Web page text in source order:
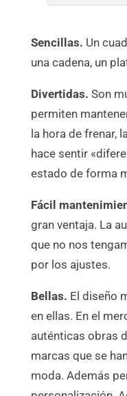
Sencillas. Un
una cadena, un
Divertidas. Son
permiten
la hora de frenar,
hace sentir
estado de forma
Fácil
gran ventaja. La
que no nos
por los ajustes.
Bellas. El diseño
en ellas. En el
auténticas obras
marcas que se
moda. Además